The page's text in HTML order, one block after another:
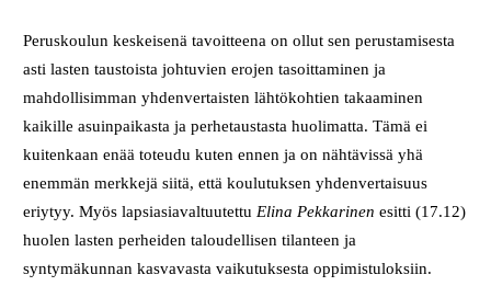
Peruskoulun keskeisenä tavoitteena on ollut sen perustamisesta
asti lasten taustoista johtuvien erojen tasoittaminen ja
mahdollisimman yhdenvertaisten lähtökohtien takaaminen
kaikille asuinpaikasta ja perhetaustasta huolimatta. Tämä ei
kuitenkaan enää toteudu kuten ennen ja on nähtävissä yhä
enemmän merkkejä siitä, että koulutuksen yhdenvertaisuus
eriytyy. Myös lapsiasiavaltuutettu Elina Pekkarinen esitti (17.12)
huolen lasten perheiden taloudellisen tilanteen ja
syntymäkunnan kasvavasta vaikutuksesta oppimistuloksiin.